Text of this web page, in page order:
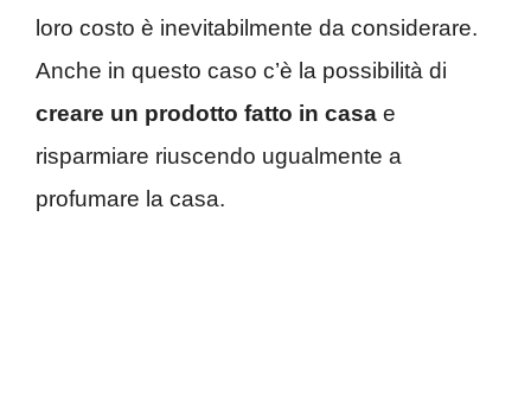
loro costo è inevitabilmente da considerare.
Anche in questo caso c’è la possibilità di
creare un prodotto fatto in casa e
risparmiare riuscendo ugualmente a
profumare la casa.